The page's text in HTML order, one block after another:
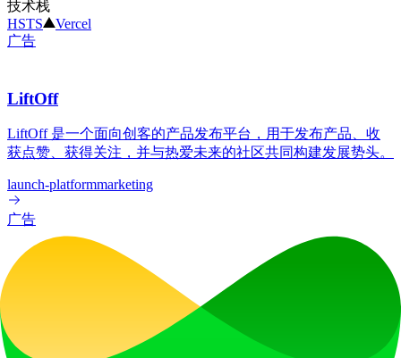
技术栈
HSTS
Vercel
广告
LiftOff
LiftOff 是一个面向创客的产品发布平台，用于发布产品、收
获点赞、获得关注，并与热爱未来的社区共同构建发展势头。
launch-platformmarketing
广告
AI图像翻译器
借助我们先进的AI图像翻译器，在70多种语言间实现图像文
字翻译，助您将产品更好地推向全球各国市场。